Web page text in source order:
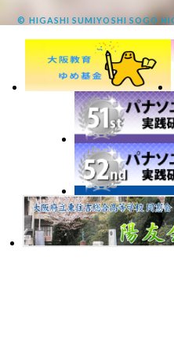
© HIGASHI SUMIYOSHI SOGO